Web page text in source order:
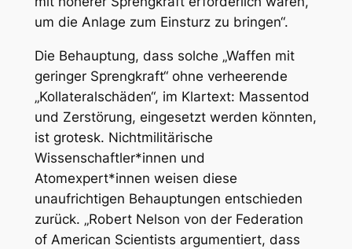
um die Anlage zum Einsturz zu bringen“.
Die Behauptung, dass solche „Waffen mit
geringer Sprengkraft“ ohne verheerende
„Kollateralschäden“, im Klartext: Massentod
und Zerstörung, eingesetzt werden könnten,
ist grotesk. Nichtmilitärische
Wissenschaftler*innen und
Atomexpert*innen weisen diese
unaufrichtigen Behauptungen entschieden
zurück. „Robert Nelson von der Federation
of American Scientists argumentiert, dass